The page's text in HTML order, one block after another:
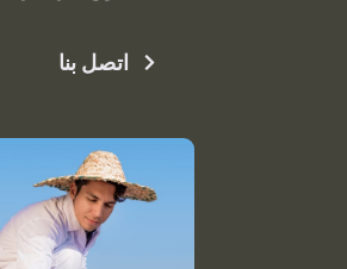
اتصل بنا